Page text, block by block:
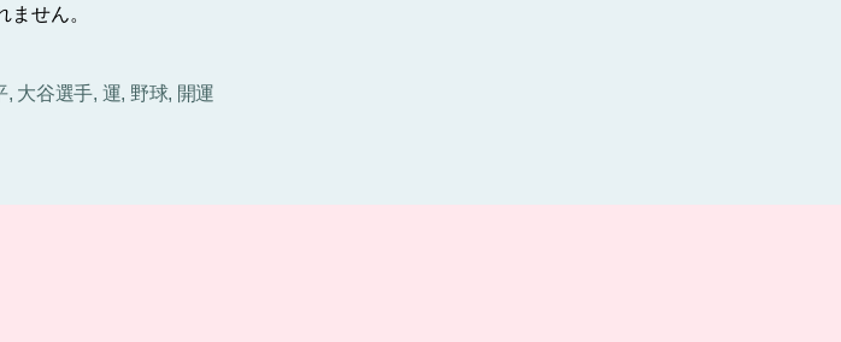
せん。
, 大谷選手, 運, 野球, 開運